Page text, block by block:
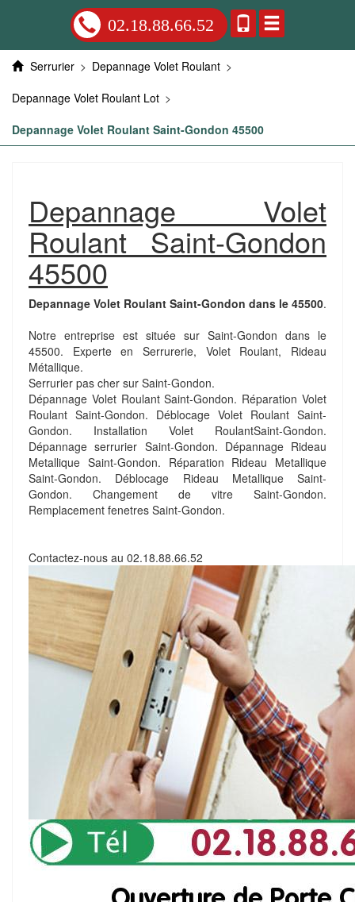
02.18.88.66.52
Serrurier > Depannage Volet Roulant >
Depannage Volet Roulant Lot >
Depannage Volet Roulant Saint-Gondon 45500
Depannage Volet
Roulant Saint-Gondon
45500
Depannage Volet Roulant Saint-Gondon dans le 45500.
Notre entreprise est située sur Saint-Gondon dans le
45500. Experte en Serrurerie, Volet Roulant, Rideau
Métallique.
Serrurier pas cher sur Saint-Gondon.
Dépannage Volet Roulant Saint-Gondon. Réparation Volet
Roulant Saint-Gondon. Déblocage Volet Roulant Saint-
Gondon. Installation Volet RoulantSaint-Gondon.
Dépannage serrurier Saint-Gondon. Dépannage Rideau
Metallique Saint-Gondon. Réparation Rideau Metallique
Saint-Gondon. Déblocage Rideau Metallique Saint-
Gondon. Changement de vitre Saint-Gondon.
Remplacement fenetres Saint-Gondon.
Contactez-nous au 02.18.88.66.52